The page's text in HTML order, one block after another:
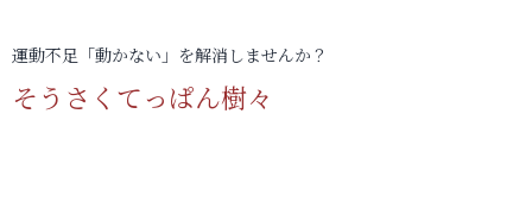
運動不足「動かない」を解消しませんか？
そうさくてっぱん樹々